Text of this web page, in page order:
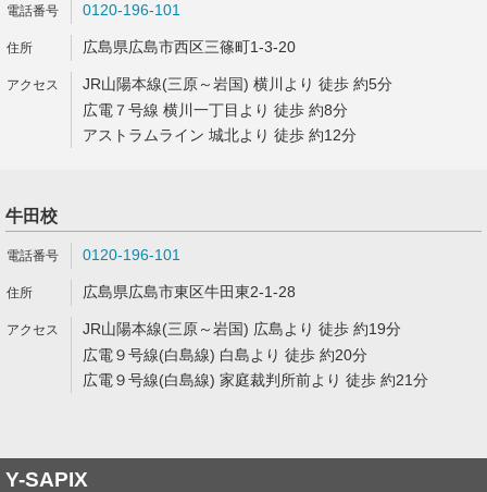
0120-196-101
広島県広島市西区三篠町1-3-20
JR山陽本線(三原～岩国) 横川より 徒歩 約5分
広電７号線 横川一丁目より 徒歩 約8分
アストラムライン 城北より 徒歩 約12分
牛田校
0120-196-101
広島県広島市東区牛田東2-1-28
JR山陽本線(三原～岩国) 広島より 徒歩 約19分
広電９号線(白島線) 白島より 徒歩 約20分
広電９号線(白島線) 家庭裁判所前より 徒歩 約21分
Y-SAPIX